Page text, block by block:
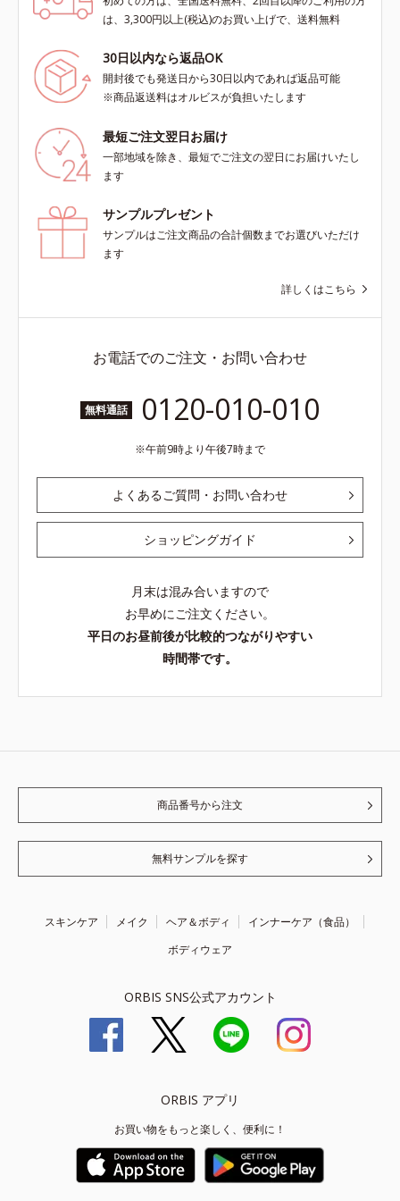
は、3,300円以上(税込)のお買い上げで、送料無料
30日以内なら返品OK
開封後でも発送日から30日以内であれば返品可能
※商品返送料はオルビスが負担いたします
最短ご注文翌日お届け
一部地域を除き、最短でご注文の翌日にお届けいたし
ます
サンプルプレゼント
サンプルはご注文商品の合計個数までお選びいただけ
ます
詳しくはこちら
お電話でのご注文・お問い合わせ
無料通話 0120-010-010
午前9時より午後7時まで
よくあるご質問・お問い合わせ
ショッピングガイド
月末は混み合いますので
お早めにご注文ください。
平日のお昼前後が比較的つながりやすい
時間帯です。
商品番号から注文
無料サンプルを探す
スキンケア メイク ヘア＆ボディ
インナーケア（食品）
ボディウェア
ORBIS SNS公式アカウント
ORBIS アプリ
お買い物をもっと楽しく、便利に！